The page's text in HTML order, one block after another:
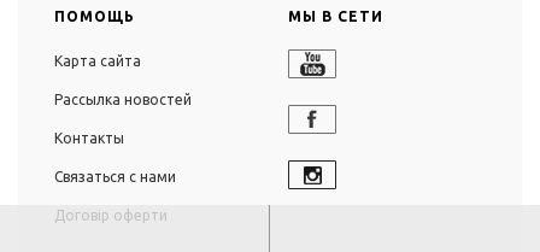
ПОМОЩЬ
Карта сайта
Рассылка новостей
Контакты
Связаться с нами
Договір оферти
МЫ В СЕТИ